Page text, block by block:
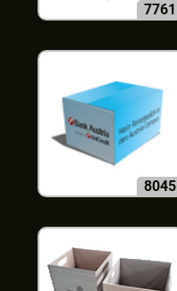
7761
8045